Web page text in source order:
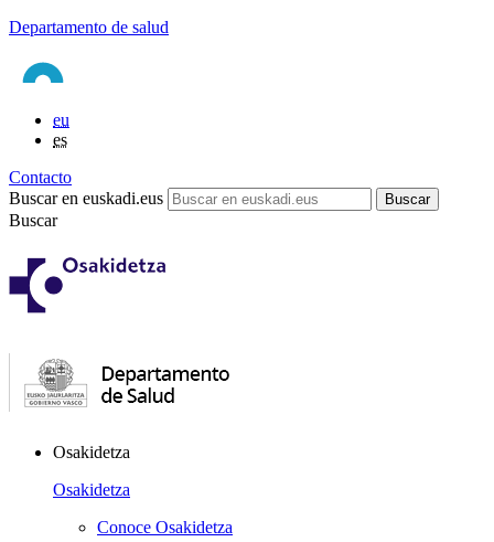
Departamento de salud
eu
es
Contacto
Buscar en euskadi.eus
Buscar
Osakidetza
Osakidetza
Conoce Osakidetza